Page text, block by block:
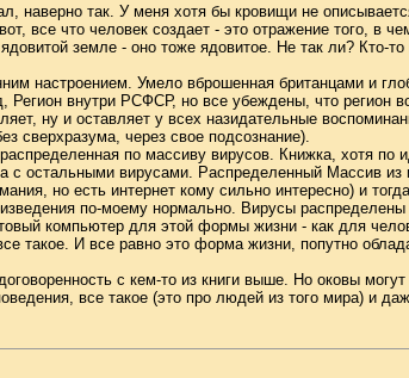
наверно так. У меня хотя бы кровищи не
все что человек создает - это отражение того, в
земле - оно тоже ядовитое. Не так ли? Кто-
настроением. Умело вброшенная британцами и
Регион внутри РСФСР, но все убеждены, что
ну и оставляет у всех назидательные
сверхразума, через свое подсознание).
по массиву вирусов. Книжка, хотя по
остальными вирусами. Распределенный Массив из
но есть интернет кому сильно интересно) и
по-моему нормально. Вирусы
компьютер для этой формы жизни - как для
такое. И все равно это форма жизни, попутно
с кем-то из книги выше. Но оковы
все такое (это про людей из того мира) и